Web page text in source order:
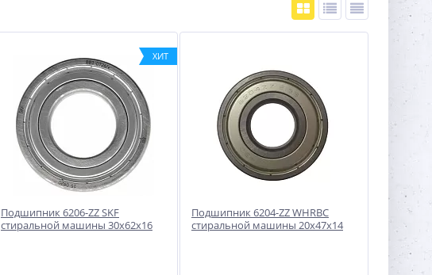
ХИТ
Подшипник 6206-ZZ SKF
стиральной машины 30x62x16
Подшипник 6204-ZZ WHRBC
стиральной машины 20x47x14